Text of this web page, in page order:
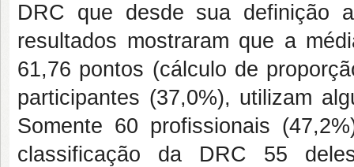
DRC que desde sua definição
resultados mostraram que a
61,76 pontos (cálculo de
participantes (37,0%), utilizam
Somente 60 profissionais
classificação da DRC 55